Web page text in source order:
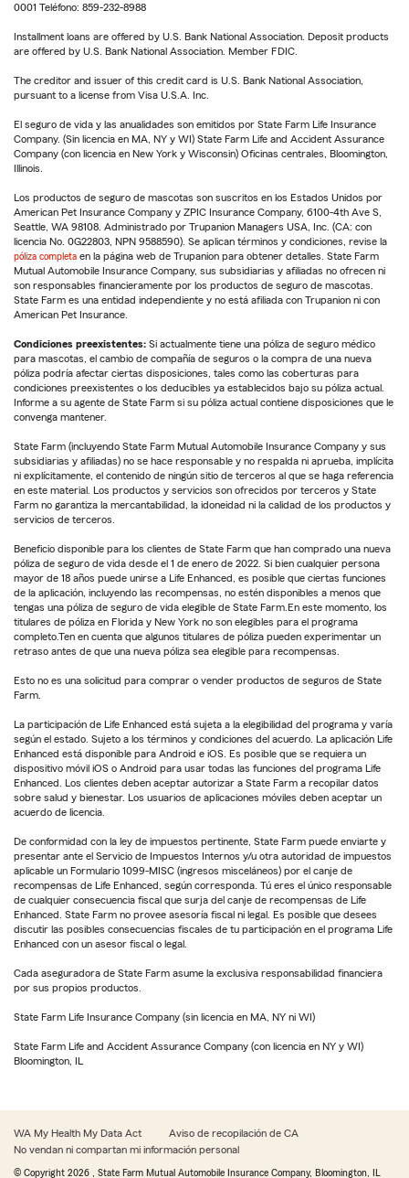
0001 Teléfono: 859-232-8988
Installment loans are offered by U.S. Bank National Association. Deposit products
are offered by U.S. Bank National Association. Member FDIC.
The creditor and issuer of this credit card is U.S. Bank National Association,
pursuant to a license from Visa U.S.A. Inc.
El seguro de vida y las anualidades son emitidos por State Farm Life Insurance
Company. (Sin licencia en MA, NY y WI) State Farm Life and Accident Assurance
Company (con licencia en New York y Wisconsin) Oficinas centrales, Bloomington,
Illinois.
Los productos de seguro de mascotas son suscritos en los Estados Unidos por
American Pet Insurance Company y ZPIC Insurance Company, 6100-4th Ave S,
Seattle, WA 98108. Administrado por Trupanion Managers USA, Inc. (CA: con
licencia No. 0G22803, NPN 9588590). Se aplican términos y condiciones, revise la
póliza completa en la página web de Trupanion para obtener detalles. State Farm
Mutual Automobile Insurance Company, sus subsidiarias y afiliadas no ofrecen ni
son responsables financieramente por los productos de seguro de mascotas.
State Farm es una entidad independiente y no está afiliada con Trupanion ni con
American Pet Insurance.
Condiciones preexistentes: Si actualmente tiene una póliza de seguro médico
para mascotas, el cambio de compañía de seguros o la compra de una nueva
póliza podría afectar ciertas disposiciones, tales como las coberturas para
condiciones preexistentes o los deducibles ya establecidos bajo su póliza actual.
Informe a su agente de State Farm si su póliza actual contiene disposiciones que le
convenga mantener.
State Farm (incluyendo State Farm Mutual Automobile Insurance Company y sus
subsidiarias y afiliadas) no se hace responsable y no respalda ni aprueba, implícita
ni explícitamente, el contenido de ningún sitio de terceros al que se haga referencia
en este material. Los productos y servicios son ofrecidos por terceros y State
Farm no garantiza la mercantabilidad, la idoneidad ni la calidad de los productos y
servicios de terceros.
Beneficio disponible para los clientes de State Farm que han comprado una nueva
póliza de seguro de vida desde el 1 de enero de 2022. Si bien cualquier persona
mayor de 18 años puede unirse a Life Enhanced, es posible que ciertas funciones
de la aplicación, incluyendo las recompensas, no estén disponibles a menos que
tengas una póliza de seguro de vida elegible de State Farm.En este momento, los
titulares de póliza en Florida y New York no son elegibles para el programa
completo.Ten en cuenta que algunos titulares de póliza pueden experimentar un
retraso antes de que una nueva póliza sea elegible para recompensas.
Esto no es una solicitud para comprar o vender productos de seguros de State
Farm.
La participación de Life Enhanced está sujeta a la elegibilidad del programa y varía
según el estado. Sujeto a los términos y condiciones del acuerdo. La aplicación Life
Enhanced está disponible para Android e iOS. Es posible que se requiera un
dispositivo móvil iOS o Android para usar todas las funciones del programa Life
Enhanced. Los clientes deben aceptar autorizar a State Farm a recopilar datos
sobre salud y bienestar. Los usuarios de aplicaciones móviles deben aceptar un
acuerdo de licencia.
De conformidad con la ley de impuestos pertinente, State Farm puede enviarte y
presentar ante el Servicio de Impuestos Internos y/u otra autoridad de impuestos
aplicable un Formulario 1099-MISC (ingresos misceláneos) por el canje de
recompensas de Life Enhanced, según corresponda. Tú eres el único responsable
de cualquier consecuencia fiscal que surja del canje de recompensas de Life
Enhanced. State Farm no provee asesoría fiscal ni legal. Es posible que desees
discutir las posibles consecuencias fiscales de tu participación en el programa Life
Enhanced con un asesor fiscal o legal.
Cada aseguradora de State Farm asume la exclusiva responsabilidad financiera
por sus propios productos.
State Farm Life Insurance Company (sin licencia en MA, NY ni WI)
State Farm Life and Accident Assurance Company (con licencia en NY y WI)
Bloomington, IL
WA My Health My Data Act
Aviso de recopilación de CA
No vendan ni compartan mi información personal
© Copyright 2026 , State Farm Mutual Automobile Insurance Company, Bloomington, IL